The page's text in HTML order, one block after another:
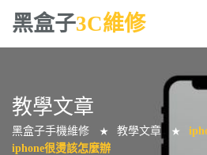
黑盒子3C維修
教學文章
黑盒子手機維修 ★ 教學文章 ★
iphone很燙該怎麼辦